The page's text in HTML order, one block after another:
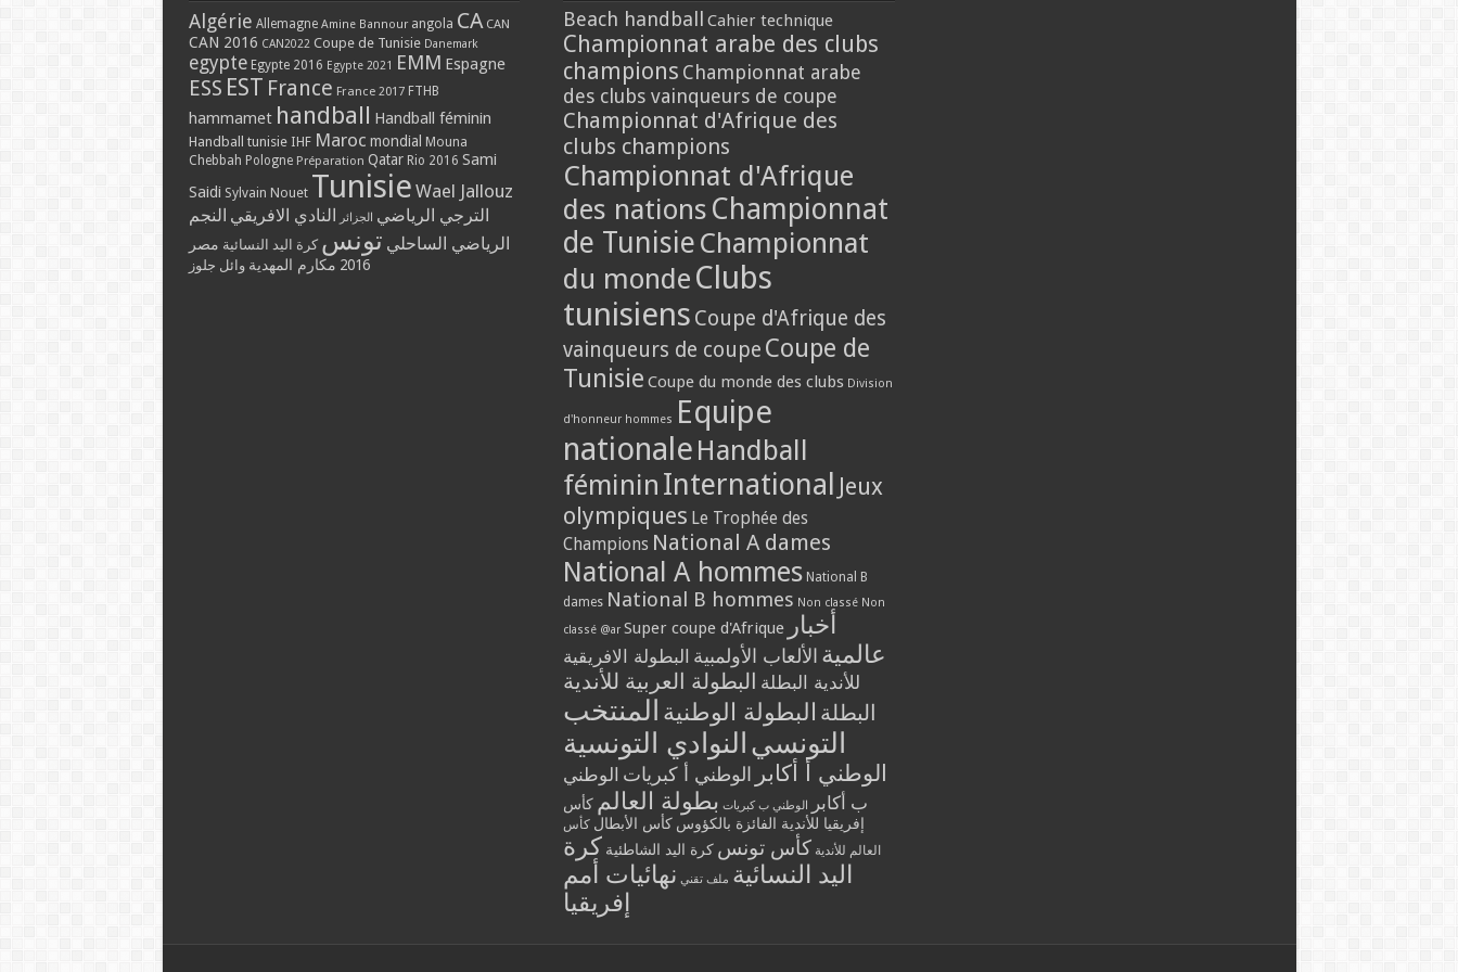
Algérie Allemagne Amine Bannour angola CA CAN
CAN 2016 CAN2022 Coupe de Tunisie Danemark
egypte Egypte 2016 Egypte 2021 EMM Espagne
ESS EST France France 2017 FTHB
hammamet handball Handball féminin
Handball tunisie IHF Maroc mondial Mouna
Chebbah Pologne Préparation Qatar Rio 2016 Sami
Saidi Sylvain Nouet Tunisie Wael Jallouz
الترجي الرياضي الجزائر النادي الافريقي النجم
الرياضي الساحلي تونس كرة اليد النسائية مصر
2016 مكارم المهدية وائل جلوز
Beach handball Cahier technique
Championnat arabe des clubs
champions Championnat arabe
des clubs vainqueurs de coupe
Championnat d'Afrique des
clubs champions
Championnat d'Afrique
des nations Championnat
de Tunisie Championnat
du monde Clubs
tunisiens Coupe d'Afrique des
vainqueurs de coupe Coupe de
Tunisie Coupe du monde des clubs Division
d'honneur hommes Equipe
nationale Handball
féminin International Jeux
olympiques Le Trophée des
Champions National A dames
National A hommes National B
dames National B hommes Non classé Non
classé @ar Super coupe d'Afrique أخبار
عالمية الألعاب الأولمبية البطولة الافريقية
للأندية البطلة البطولة العربية للأندية
البطلة البطولة الوطنية المنتخب
التونسي النوادي التونسية
الوطني أ أكابر الوطني أ كبريات الوطني
ب أكابر
الوطني ب كبريات بطولة العالم كأس
إفريقيا للأندية الفائزة بالكؤوس كأس الأبطال كأس
العالم للأندية كأس تونس كرة اليد الشاطئية كرة
اليد النسائية ملف تقني نهائيات أمم
إفريقيا